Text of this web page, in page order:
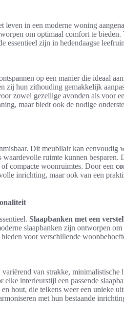
leven in een moderne woning
om optimaal comfort te
essentieel zijn in hedendaagse
op een manier die ideaal
zij hun zithouding gemakkelijk
zowel gezellige avonden als voor
maar biedt ook de nodige
Dit meubilair kan eenvoudig
waardevolle ruimte kunnen
compacte woonruimtes. Door een
inrichting, maar ook van een
Slaapbanken met een
slaapbanken zijn ontworpen om
voor verschillende
van strakke, minimalistische
interieurstijl een passende
hout, die telkens weer een unieke
met hun bestaande